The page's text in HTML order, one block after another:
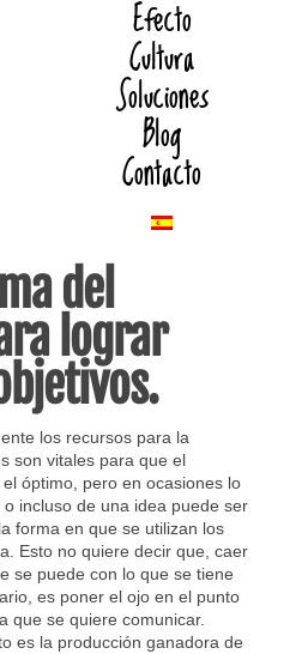
Efecto
Cultura
Soluciones
Blog
Contacto
del
lograr
los recursos para la
son vitales para que el
óptimo, pero en ocasiones lo
incluso de una idea puede ser
forma en que se utilizan los
Esto no quiere decir que, caer
se puede con lo que se tiene
es poner el ojo en el punto
que se quiere comunicar.
es la producción ganadora de